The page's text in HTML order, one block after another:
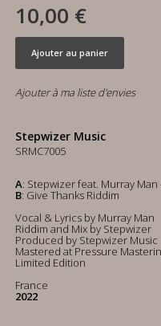
10,00 €
Ajouter au panier
Ajouter à ma liste d'envies
Stepwizer Music
SRMC7005
A: Stepwizer feat. Murray Man
B: Give Thanks Riddim
Vocal & Lyrics by Murray Man
Riddim and Mix by Stepwizer
Produced by Stepwizer Music
Mastered at Pressure
Limited Edition
France
2022